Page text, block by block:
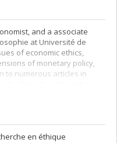
and a associate
at Université de
of economic ethics,
of monetary policy,
to numerous articles in
In 2017, Dietsch was
Artists and Scientists of
en éthique